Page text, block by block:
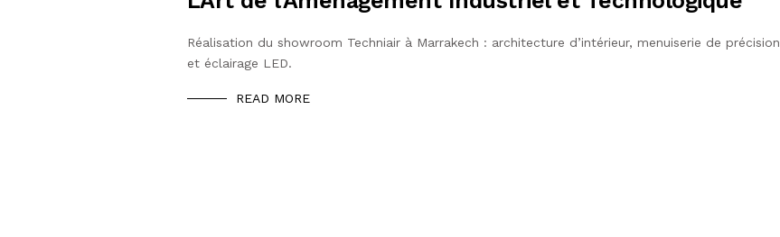
Réalisation du showroom Techniair à Marrakech : architecture d’intérieur, menuiserie de précision
et éclairage LED.
READ MORE